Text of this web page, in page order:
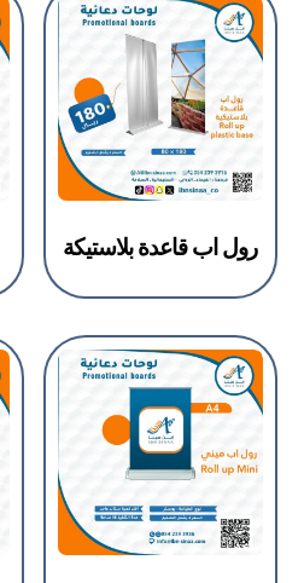
رول اب قاعدة بلاستيكة